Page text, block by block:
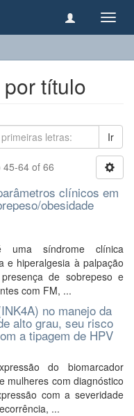
título
Ir
45-64 of 66
clínicos em
obesidade
uma síndrome clínica
e hiperalgesia à palpação
de sobrepeso e
com FM, ...
no manejo da
alto grau, seu risco
a tipagem de HPV
do biomarcador
mulheres com diagnóstico
com a severidade
...